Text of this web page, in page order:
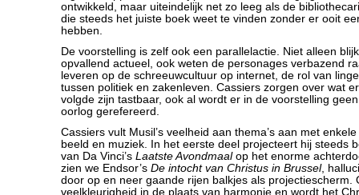
ontwikkeld, maar uiteindelijk net zo leeg als de
die steeds het juiste boek weet te vinden zonder er ooit
hebben.
De voorstelling is zelf ook een parallelactie. Niet alleen
opvallend actueel, ook weten de personages verbazend
leveren op de schreeuwcultuur op internet, de rol van
tussen politiek en zakenleven. Cassiers zorgen over wat
volgde zijn tastbaar, ook al wordt er in de voorstelling
oorlog gerefereerd.
Cassiers vult Musil’s veelheid aan thema’s aan met
beeld en muziek. In het eerste deel projecteert hij steeds
van Da Vinci’s Laatste Avondmaalop het enorme
zien we Endsor’s De intocht van Christus in Brussel,
door op en neer gaande rijen balkjes als projectiescherm.
veelkleurigheid in de plaats van harmonie en wordt het